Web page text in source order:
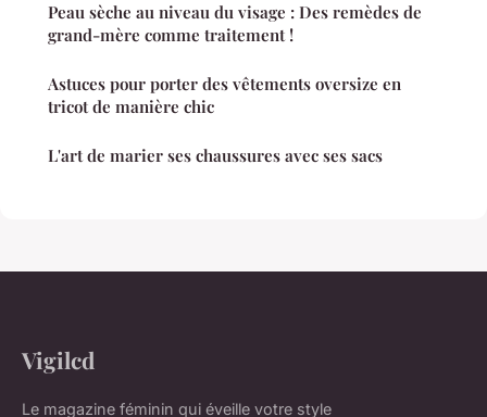
Peau sèche au niveau du visage : Des remèdes de
grand-mère comme traitement !
Astuces pour porter des vêtements oversize en
tricot de manière chic
L'art de marier ses chaussures avec ses sacs
Vigilcd
Le magazine féminin qui éveille votre style